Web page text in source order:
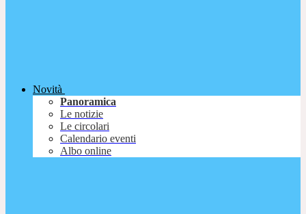
Novità
Panoramica
Le notizie
Le circolari
Calendario eventi
Albo online